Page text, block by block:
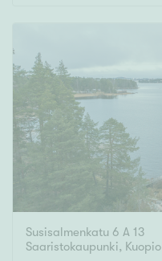
Susisalmenkatu 6 A 13
Saaristokaupunki, Kuopio